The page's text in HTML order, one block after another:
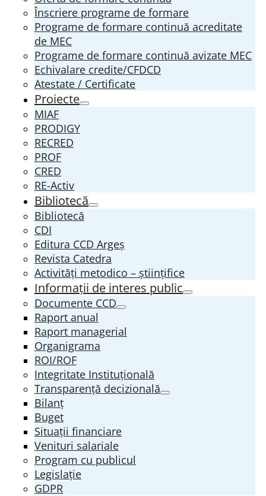
Înscriere programe de formare
Programe de formare continuă acreditate
de MEC
Programe de formare continuă avizate MEC
Echivalare credite/CFDCD
Atestate / Certificate
Proiecte
MIAF
PRODIGY
RECRED
PROF
CRED
RE-Activ
Bibliotecă
Bibliotecă
CDI
Editura CCD Argeş
Revista Catedra
Activități metodico – științifice
Informații de interes public
Documente CCD
Raport anual
Raport managerial
Organigrama
ROI/ROF
Integritate Instituțională
Transparenţă decizională
Bilanț
Buget
Situații financiare
Venituri salariale
Program cu publicul
Legislație
GDPR